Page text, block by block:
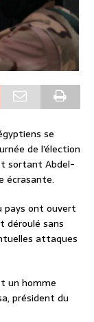
se
de l’élection
sortant Abdel-
écrasante.
pays ont ouvert
déroulé sans
attaques
un homme
président du